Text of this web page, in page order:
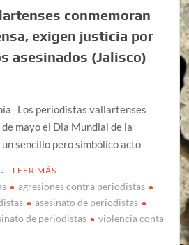
conmemoran
exigen justicia por
asesinados (Jalisco)
Los periodistas vallartenses
mayo el Dia Mundial de la
sencillo pero simbólico acto
LEER MÁS
agresiones contra periodistas
asesinato de periodistas
de periodistas
violencia conta